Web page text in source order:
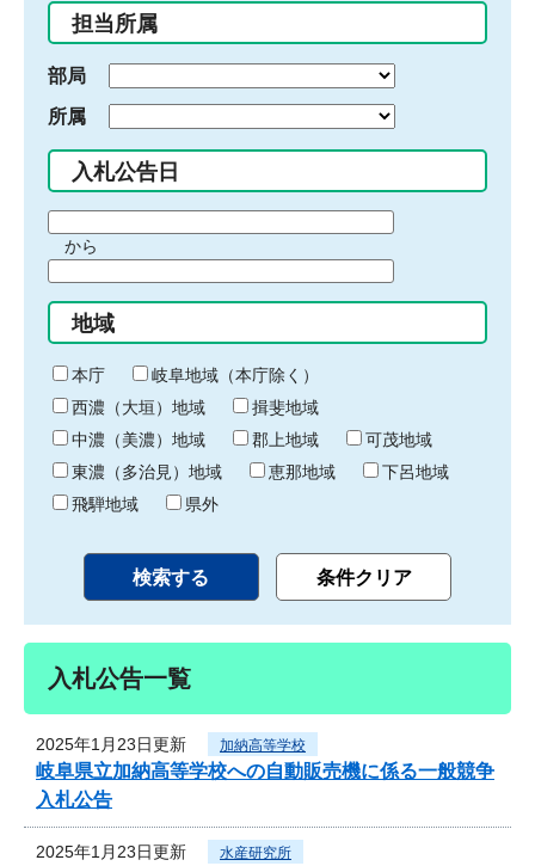
入
力
担当所属
部局
所属
入札公告日
間
始
り
から
間
終
わ
り
地域
本庁
岐阜地域（本庁除く）
西濃（大垣）地域
揖斐地域
中濃（美濃）地域
郡上地域
可茂地域
東濃（多治見）地域
恵那地域
下呂地域
飛騨地域
県外
入札公告一覧
2025年1月23日更新 加納高等学校
岐阜県立加納高等学校への自動販売機に係る一般競争
入札公告
2025年1月23日更新 水産研究所